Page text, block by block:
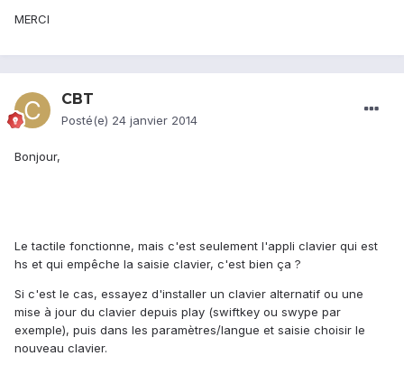
MERCI
CBT
Posté(e) 24 janvier 2014
Bonjour,
Le tactile fonctionne, mais c'est seulement l'appli clavier qui est
hs et qui empêche la saisie clavier, c'est bien ça ?
Si c'est le cas, essayez d'installer un clavier alternatif ou une
mise à jour du clavier depuis play (swiftkey ou swype par
exemple), puis dans les paramètres/langue et saisie choisir le
nouveau clavier.